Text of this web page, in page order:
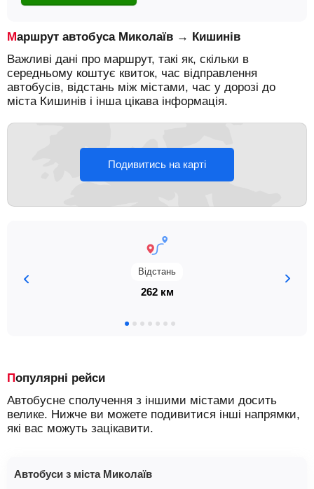
Маршрут автобуса Миколаїв → Кишинів
Важливі дані про маршрут, такі як, скільки в
середньому коштує квиток, час відправлення
автобусів, відстань між містами, час у дорозі до
міста Кишинів і інша цікава інформація.
Подивитись на карті
Відстань
262 км
Популярні рейси
Автобусне сполучення з іншими містами досить
велике. Нижче ви можете подивитися інші напрямки,
які вас можуть зацікавити.
Автобуси з міста Миколаїв